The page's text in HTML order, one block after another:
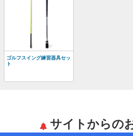
ゴルフスイング練習器具セッ
ト
サイトからの